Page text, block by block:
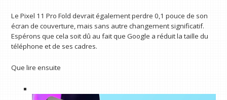
Le Pixel 11 Pro Fold devrait également perdre 0,1 pouce de son
écran de couverture, mais sans autre changement significatif.
Espérons que cela soit dû au fait que Google a réduit la taille du
téléphone et de ses cadres.
Que lire ensuite